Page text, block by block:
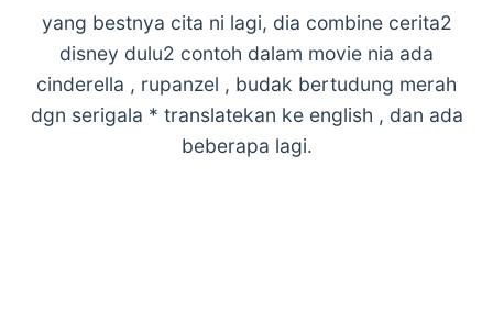
yang bestnya cita ni lagi, dia combine cerita2
disney dulu2 contoh dalam movie nia ada
cinderella , rupanzel , budak bertudung merah
dgn serigala * translatekan ke english , dan ada
beberapa lagi.